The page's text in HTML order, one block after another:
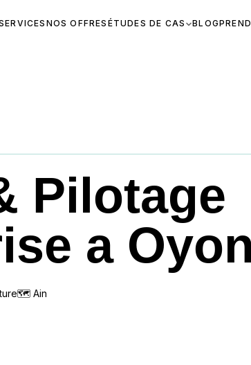
NOS OFFRES ÉTUDES DE CAS BLOG
Pilotage
a
🗺 Ain